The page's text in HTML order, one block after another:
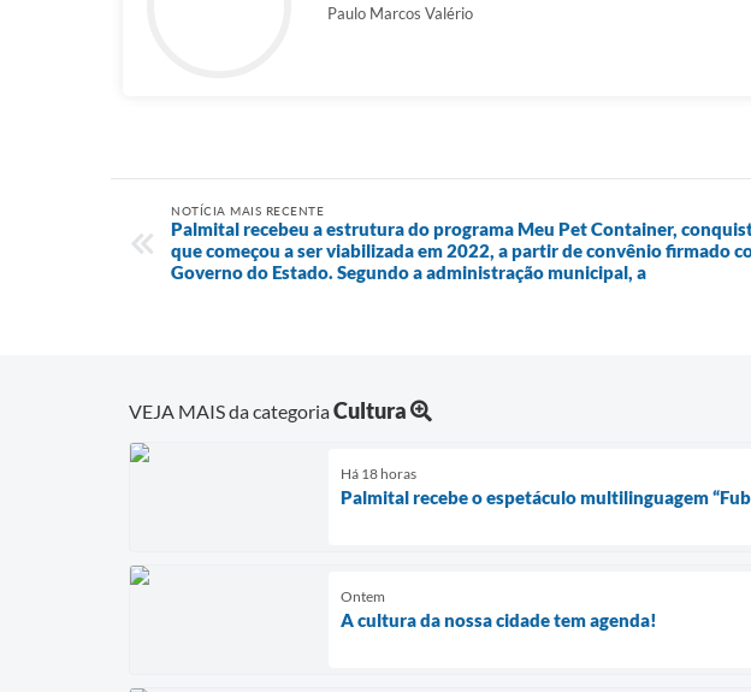
Paulo Marcos Valério
NOTÍCIA MAIS RECENTE
Palmital recebeu a estrutura do programa Meu Pet Container,
que começou a ser viabilizada em 2022, a partir de convênio firmado
Governo do Estado. Segundo a administração municipal, a
VEJA MAIS da categoriaCultura
Há 18 horas
Palmital recebe o espetáculo multilinguagem
Ontem
A cultura da nossa cidade tem agenda!